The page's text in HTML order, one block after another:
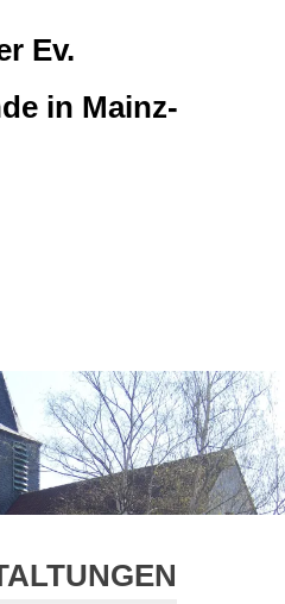
Ev.
in Mainz-